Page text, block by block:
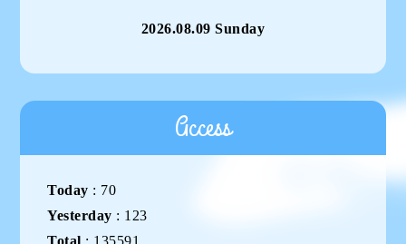
2026.08.09 Sunday
Access
Today : 70
Yesterday : 123